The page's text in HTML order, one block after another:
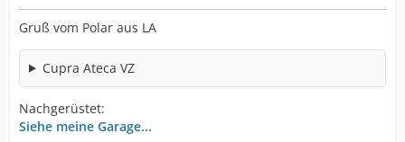
Gruß vom Polar aus LA
Cupra Ateca VZ
Nachgerüstet:
Siehe meine Garage...